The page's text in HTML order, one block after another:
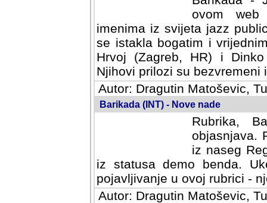
ovom web
imenima iz svijeta jazz
se istakla bogatim i
Hrvoj (Zagreb, HR) i
Njihovi prilozi su bezvremeni
Autor: Dragutin Matoševic,
Barikada (INT) - Nove nade
Rubrika,
objasnjava.
iz naseg
iz statusa demo benda.
pojavljivanje u ovoj rubrici -
Autor: Dragutin Matoševic,